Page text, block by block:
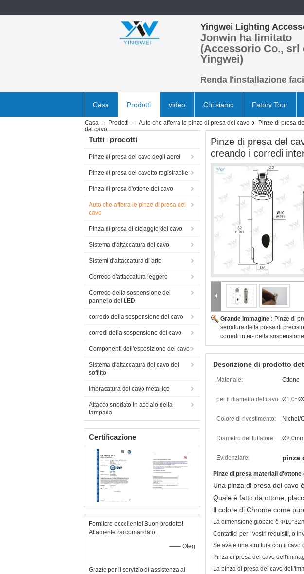
Yingwei Lighting
Jonwin ha limitato
(Accessorio Co.,
Yingwei)
Renda l'installazione
Casa Prodotti video Chi siamo Fatory Tour
Casa Prodotti Auto che afferra le pinze di presa del cavo
Pinze di presa
del cavo
Tutti i prodotti
Pinze di presa del cavo degli aerei
Pinze di presa del cavetto registrabile
Pinza di presa d'ottone del cavo
Auto che afferra le pinze di presa del
cavo
Pinza di presa di ciclaggio del cavo
Sistema d'attaccatura del cavo
Sistemi d'attaccatura di arte
Corredo d'attaccatura leggero
Corredo della sospensione del
pannello del LED
corredo della sospensione del cavo
corredi della sospensione del cavo
Componenti dell'esposizione del cavo
Sistema d'attaccatura del cavo del
soffitto
imbracatura del cavo metallico
Attacco snodato in acciaio della
lampada
Certificazione
Fornitore eccellente! Buon prodotto!
Altamente raccomandato.
—— Oleg
Grazie per il servizio di assistenza al
Pinze di presa del
creando i corredi
Grande immagine : Pinze di
serratura della presa di
corredi inter- della
Descrizione di prodotto
Materiale: Ottone
per il diametro del cavo:
Colore di rivestimento: Nichel/
Diametro del tuffatore: Ø2.0mm
Evidenziare: pinza
Pinze di presa materiali
Una pinza di presa del cavo
Quale è fatto da ottone,
Il colore di Chrome come
La dimensione globale è
Contattici per i vostri requisiti, o
Se avete una struttura con il
Pinza di presa del cavo
La pinza di presa del cavo